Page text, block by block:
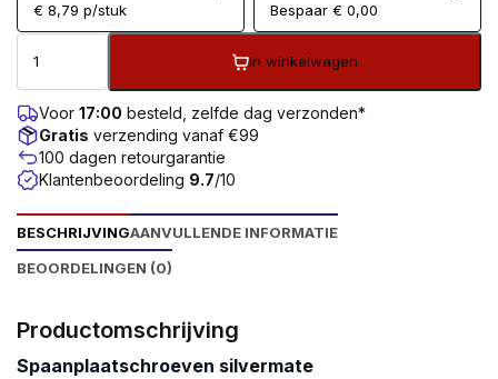
€ 8,79 p/stuk Bespaar€ 0,00
In winkelwagen
Voor 17:00 besteld, zelfde dag verzonden*
Gratis verzending vanaf €99
100 dagen retourgarantie
Klantenbeoordeling 9.7/10
BESCHRIJVINGAANVULLENDE INFORMATIE
BEOORDELINGEN (0)
Productomschrijving
Spaanplaatschroeven silvermate